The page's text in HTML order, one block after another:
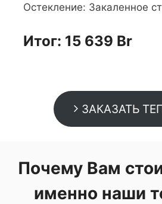
Остекление: Закаленное
Итог: 15 639 Br
ЗАКАЗАТЬ
Почему Вам
именно наши